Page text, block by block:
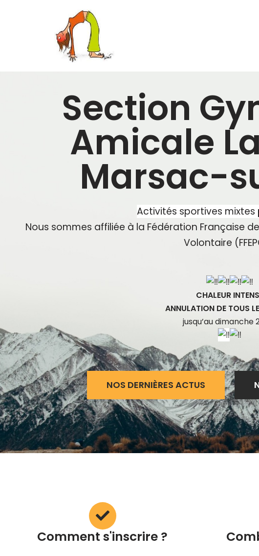
Section
Amicale
Marsac-
Activités sportives mixtes
Nous sommes affiliée à la Fédération Française
Volontaire
CHALEUR
ANNULATION DE TOUS
jusqu’au dimanche
NOS DERNIÈRES ACTUS
Comment s'inscrire ?